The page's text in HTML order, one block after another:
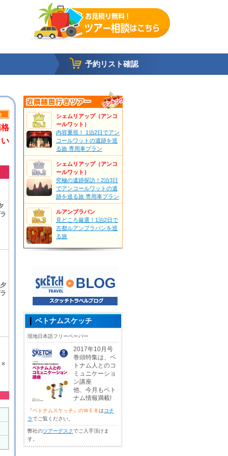
予約リスト確認
×
シェムリアップ（アンコ
ールワット）
内容重視！ 1泊2日でアン
コールワットの遺跡を巡
る旅 専用車プラン
シェムリアップ（アンコ
ールワット）
究極の遺跡探訪！2泊3日
でアンコールワットの遺
跡を巡る旅 専用車プラン
ルアンプラバン
見どころ厳選！1泊2日で
古都ルアンプラバンを巡
る旅
ベトナムスケッチ
現地日本語フリーペーパー
2017年10月号
巻頭特集は、ベ
トナム人とのコ
ミュニケーショ
ン講座
他、今月もベト
ナム情報満載!
『ベトナムスケッチ』のＷＥＢはコチ
ラでご覧ください。
弊社のツアーデスクでご入手頂けま
す。